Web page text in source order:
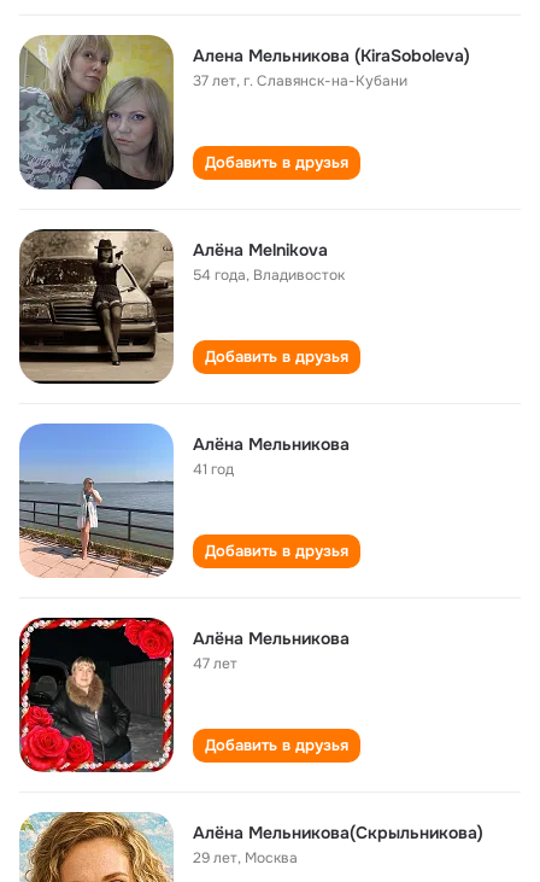
Алена Мельникова (KiraSoboleva)
37 лет,г. Славянск-на-Кубани
Добавить в друзья
Алёна Melnikova
54 года, Владивосток
Добавить в друзья
Алёна Мельникова
41 год
Добавить в друзья
Алёна Мельникова
47 лет
Добавить в друзья
Алëна Мельникова(Скрыльникова)
29 лет, Москва